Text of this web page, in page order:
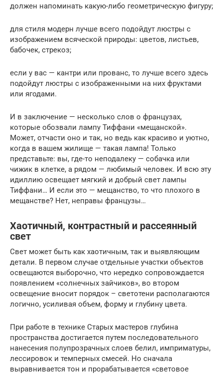
должен напоминать какую-либо геометрическую фигуру;
для стиля модерн лучше всего подойдут люстры с
изображением всяческой природы: цветов, листьев,
бабочек, стрекоз;
если у вас — кантри или прованс, то лучше всего здесь
подойдут люстры с изображенными на них фруктами
или ягодами.
И в заключение — несколько слов о французах,
которые обозвали лампу Тиффани «мещанской».
Может, отчасти оно и так, но ведь как красиво и уютно,
когда в вашем жилище — такая лампа! Только
представьте: вы, где-то неподалеку — собачка или
чижик в клетке, а рядом — любимый человек. И всю эту
идиллию освещает мягкий и добрый свет лампы
Тиффани… И если это — мещанство, то что плохого в
мещанстве? Нет, неправы французы…
Хаотичный, контрастный и рассеянный
свет
Свет может быть как хаотичным, так и выявляющим
детали. В первом случае отдельные участки объектов
освещаются выборочно, что нередко сопровождается
появлением «солнечных зайчиков», во втором
освещение вносит порядок – светотени располагаются
логично, усиливая объем, форму и глубину цвета.
При работе в технике Старых мастеров глубина
пространства достигается путем последовательного
нанесения полупрозрачных слоев белил, имприматуры,
лессировок и темперных смесей. Но сначала
выравнивается тон и прорабатывается «световое